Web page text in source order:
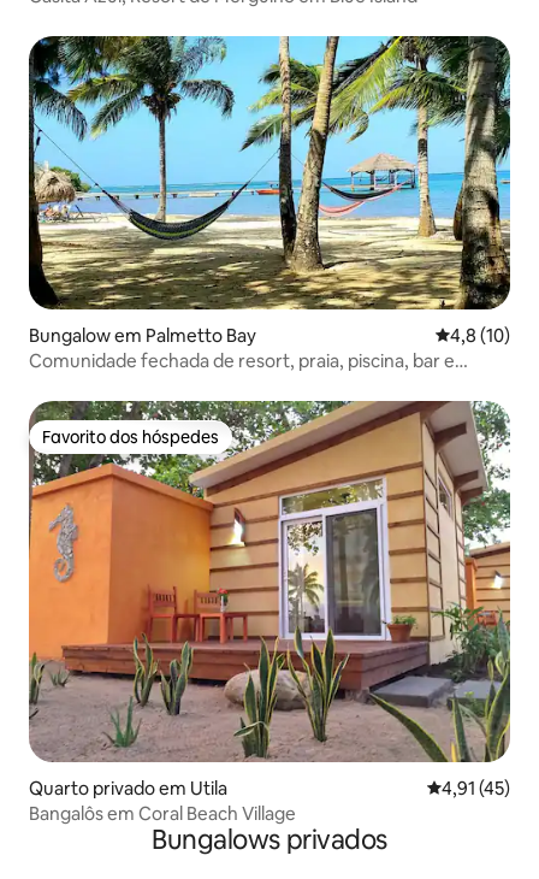
Bungalow em Palmetto Bay
4,8 (10)
Comunidade fechada de resort, praia, piscina, bar e
Favorito dos hóspedes
Favorito dos hóspedes
Quarto privado em Utila
4,91 (45)
Bangalôs em Coral Beach Village
Bungalows privados